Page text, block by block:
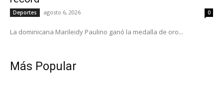
Deportes agosto 6, 2026 0
La dominicana Marileidy Paulino ganó la medalla de oro...
Más Popular